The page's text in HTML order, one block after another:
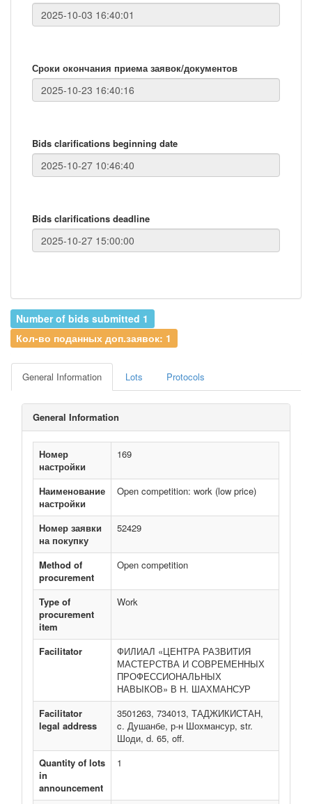
Сроки окончания приема заявок/документов
Bids clarifications beginning date
Bids clarifications deadline
Number of bids submitted 1
Кол-во поданных доп.заявок: 1
General Information Lots Protocols
General Information
Номер
настройки
169
Наименование
настройки
Open competition: work (low price)
Номер заявки
на покупку
52429
Method of
procurement
Open competition
Type of
procurement
item
Work
Facilitator
ФИЛИАЛ «ЦЕНТРА РАЗВИТИЯ
МАСТЕРСТВА И СОВРЕМЕННЫХ
ПРОФЕССИОНАЛЬНЫХ
НАВЫКОВ» В Н. ШАХМАНСУР
Facilitator
legal address
3501263, 734013, ТАДЖИКИСТАН,
c. Душанбе, р-н Шохмансур, str.
Шоди, d. 65, off.
Quantity of lots
in
announcement
1